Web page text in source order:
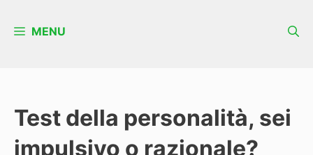
MENU
Test della personalità, sei
impulsivo o razionale?